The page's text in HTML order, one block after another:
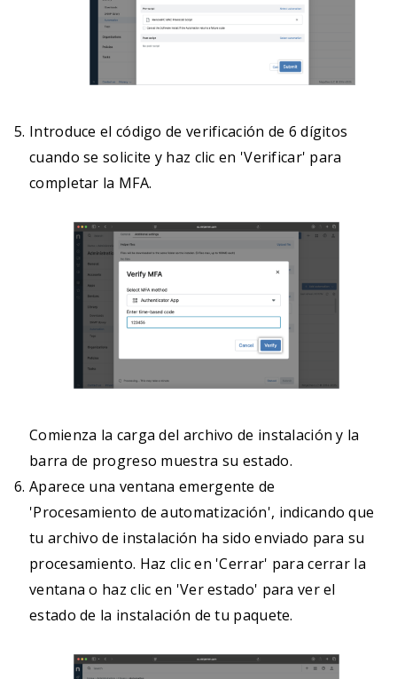
Introduce el código de verificación de 6 dígitos
cuando se solicite y haz clic en 'Verificar' para
completar la MFA.
Comienza la carga del archivo de instalación y la
barra de progreso muestra su estado.
Aparece una ventana emergente de
'Procesamiento de automatización', indicando que
tu archivo de instalación ha sido enviado para su
procesamiento. Haz clic en 'Cerrar' para cerrar la
ventana o haz clic en 'Ver estado' para ver el
estado de la instalación de tu paquete.